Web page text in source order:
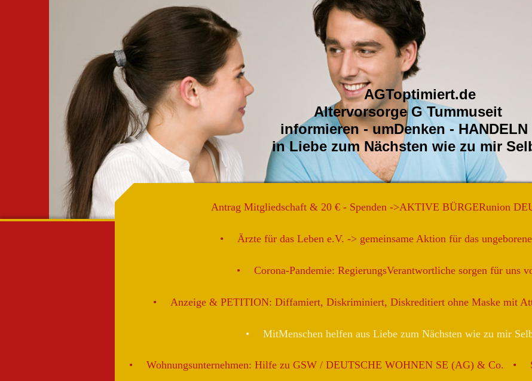
AGToptimiert.de
Altervorsorge G Tummuseit
informieren - umDenken - HANDELN
in Liebe zum Nächsten wie zu
Antrag Mitgliedschaft & 20 € - Spenden ->AKTIVE BÜRGERunion
Ärzte für das Leben e.V. -> gemeinsame Aktion für das
Corona-Pandemie: RegierungsVerantwortliche sorgen für uns
Anzeige & PETITION: Diffamiert, Diskriminiert, Diskreditiert ohne Maske mit
MitMenschen helfen aus Liebe zum Nächsten wie zu mir
Wohnungsunternehmen: Hilfe zu GSW / DEUTSCHE WOHNEN SE (AG) & Co.